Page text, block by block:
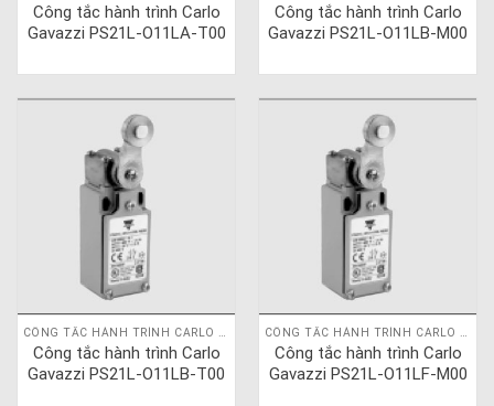
Công tắc hành trình Carlo
Gavazzi PS21L-O11LA-T00
Công tắc hành trình Carlo
Gavazzi PS21L-O11LB-M00
CÔNG TẮC HÀNH TRÌNH CARLO GAVAZZI
Công tắc hành trình Carlo
Gavazzi PS21L-O11LB-T00
CÔNG TẮC HÀNH TRÌNH CARLO GAVAZZI
Công tắc hành trình Carlo
Gavazzi PS21L-O11LF-M00